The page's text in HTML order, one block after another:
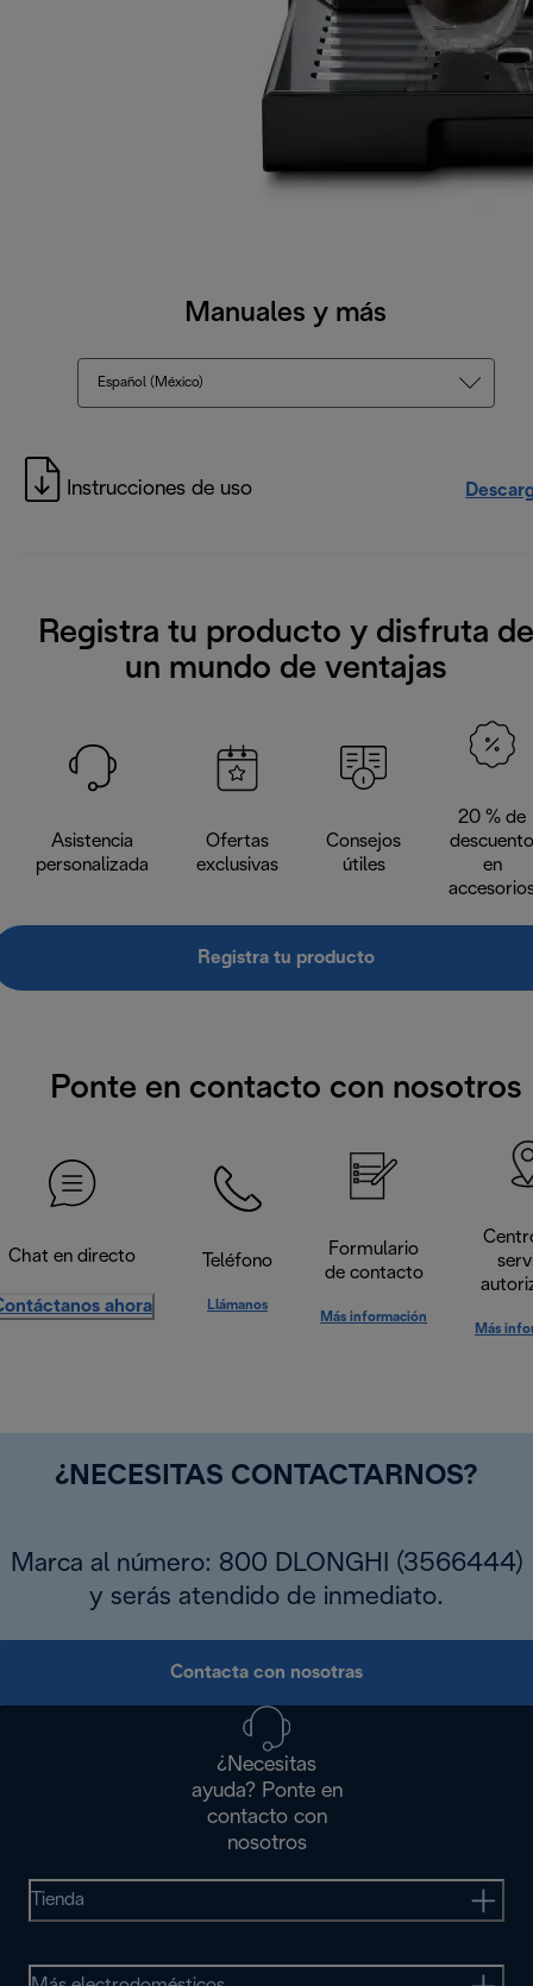
Manuales y más
Español (México)
Instrucciones de uso
Registra tu producto y disfruta de
un mundo de ventajas
Asistencia
personalizada
Ofertas
exclusivas
Consejos
útiles
20 % de
descuento
en
Registra tu producto
Ponte en contacto con nosotros
Chat en directo
ahora
Teléfono
Llámanos
Formulario
de contacto
Más información
Más
¿NECESITAS CONTACTARNOS?
Marca al número: 800 DLONGHI (3566444)
y serás atendido de inmediato.
Contacta con nosotras
¿Necesitas
ayuda? Ponte en
contacto con
nosotros
Tienda